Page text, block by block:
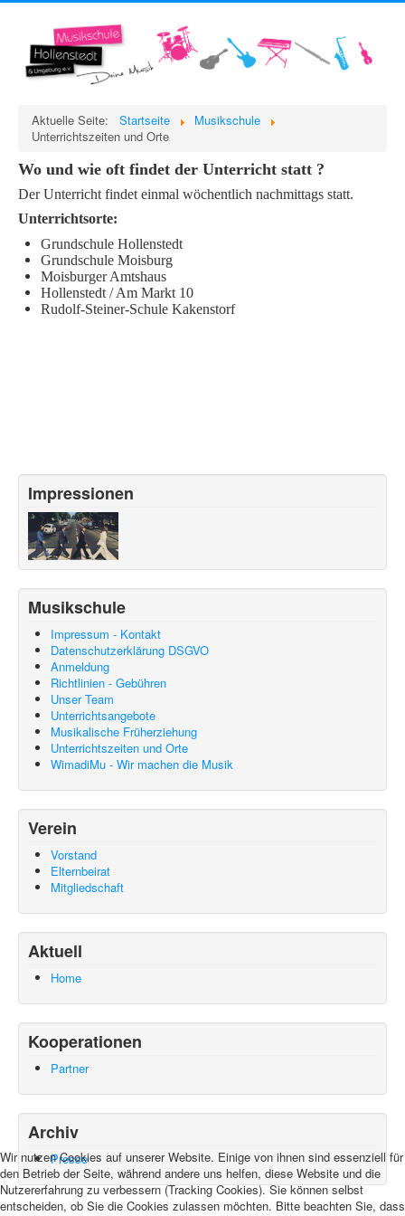
Aktuelle Seite: Startseite
Musikschule
Unterrichtszeiten und Orte
Wo und wie oft findet der Unterricht statt ?
Der Unterricht findet einmal wöchentlich nachmittags statt.
Unterrichtsorte:
Grundschule Hollenstedt
Grundschule Moisburg
Moisburger Amtshaus
Hollenstedt / Am Markt 10
Rudolf-Steiner-Schule Kakenstorf
Impressionen
Musikschule
Impressum - Kontakt
Datenschutzerklärung DSGVO
Anmeldung
Richtlinien - Gebühren
Unser Team
Unterrichtsangebote
Musikalische Früherziehung
Unterrichtszeiten und Orte
WimadiMu - Wir machen die Musik
Verein
Vorstand
Elternbeirat
Mitgliedschaft
Aktuell
Home
Kooperationen
Partner
Archiv
Presse
Wir nutzen Cookies auf unserer Website. Einige von ihnen sind essenziell für
den Betrieb der Seite, während andere uns helfen, diese Website und die
Nutzererfahrung zu verbessern (Tracking Cookies). Sie können selbst
entscheiden, ob Sie die Cookies zulassen möchten. Bitte beachten Sie, dass